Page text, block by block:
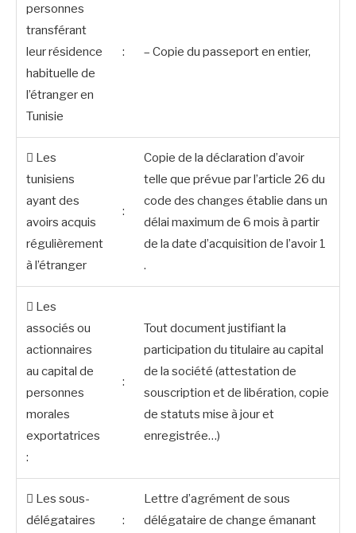
personnes
transférant
leur résidence
habituelle de
l’étranger en
Tunisie
: – Copie du passeport en entier,
 Les
tunisiens
ayant des
avoirs acquis
régulièrement
à l’étranger
:
Copie de la déclaration d’avoir
telle que prévue par l’article 26 du
code des changes établie dans un
délai maximum de 6 mois à partir
de la date d’acquisition de l’avoir 1
.
 Les
associés ou
actionnaires
au capital de
personnes
morales
exportatrices
:
:
Tout document justifiant la
participation du titulaire au capital
de la société (attestation de
souscription et de libération, copie
de statuts mise à jour et
enregistrée…)
 Les sous-
délégataires
:
Lettre d’agrément de sous
délégataire de change émanant